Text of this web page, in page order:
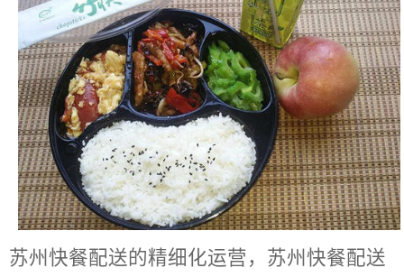
苏州快餐配送的精细化运营，苏州快餐配送